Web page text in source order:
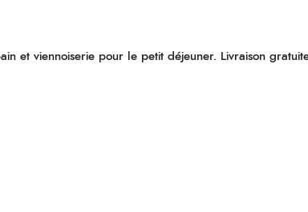
et viennoiserie pour le petit déjeuner. Livraison